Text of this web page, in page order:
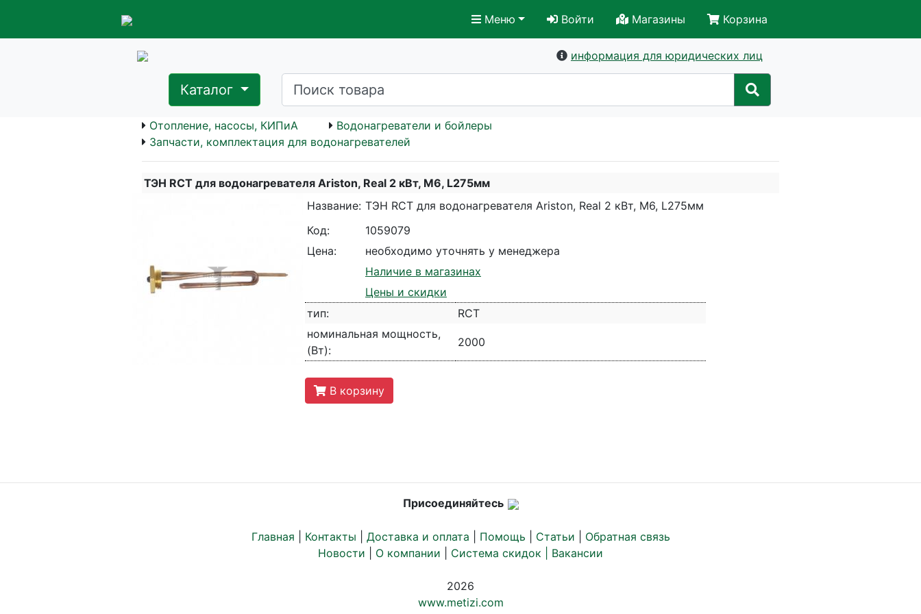
Меню Войти Магазины Корзина
информация для юридических лиц
Каталог
Отопление, насосы, КИПиА
Водонагреватели и бойлеры
Запчасти, комплектация для водонагревателей
ТЭН RCT для водонагревателя Ariston, Real 2 кВт, М6, L275мм
Название: ТЭН RCT для водонагревателя Ariston, Real 2 кВт, М6, L275мм
Код:
1059079
Цена:
необходимо уточнять у менеджера
Наличие в магазинах
Цены и скидки
тип:
RCT
номинальная мощность,
(Вт):
2000
В корзину
Присоединяйтесь
Главная Контакты Доставка и оплата Помощь Статьи
Обратная связь
Новости
О компании Система скидок | Вакансии
2026
www.metizi.com